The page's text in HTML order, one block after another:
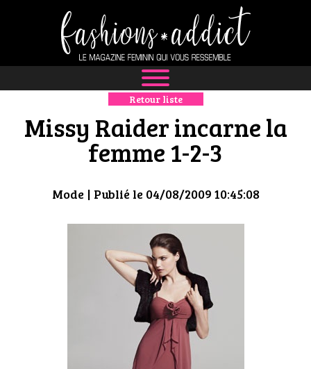
NEWS
MODE
BOUTIQUE
CULTURE
HIGH TECH
MAISON
Retour liste
Missy Raider incarne la
femme 1-2-3
Mode| Publié le 04/08/2009 10:45:08